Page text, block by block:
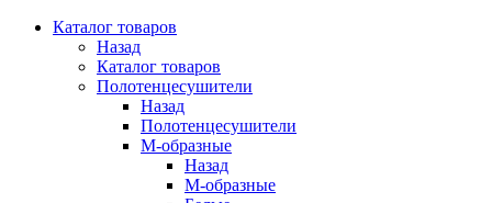
Каталог товаров
Назад
Каталог товаров
Полотенцесушители
Назад
Полотенцесушители
М-образные
Назад
М-образные